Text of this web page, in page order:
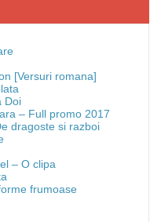
[Versuri romana]
Doi
– Full promo 2017
dragoste si razboi
– O clipa
frumoase